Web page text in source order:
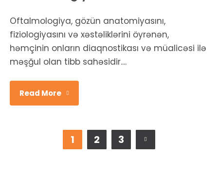
Oftalmologiya, gözün anatomiyasını,
fiziologiyasını və xəstəliklərini öyrənən,
həmçinin onların diaqnostikası və müalicəsi ilə
məşğul olan tibb sahəsidir....
Read More
1 2 3